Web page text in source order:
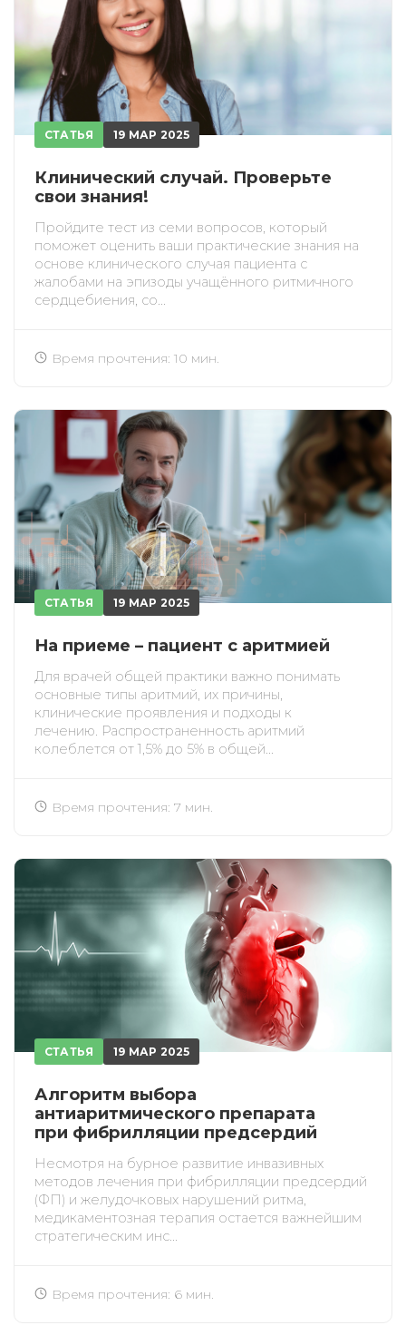
СТАТЬЯ 19 МАР 2025
Клинический случай. Проверьте
свои знания!
Пройдите тест из семи вопросов, который
поможет оценить ваши практические знания на
основе клинического случая пациента с
жалобами на эпизоды учащённого ритмичного
сердцебиения, со...
Время прочтения: 10 мин.
СТАТЬЯ 19 МАР 2025
На приеме – пациент с аритмией
Для врачей общей практики важно понимать
основные типы аритмий, их причины,
клинические проявления и подходы к
лечению. Распространенность аритмий
колеблется от 1,5% до 5% в общей...
Время прочтения: 7 мин.
СТАТЬЯ 19 МАР 2025
Алгоритм выбора
антиаритмического препарата
при фибрилляции предсердий
Несмотря на бурное развитие инвазивных
методов лечения при фибрилляции предсердий
(ФП) и желудочковых нарушений ритма,
медикаментозная терапия остается важнейшим
стратегическим инс...
Время прочтения: 6 мин.